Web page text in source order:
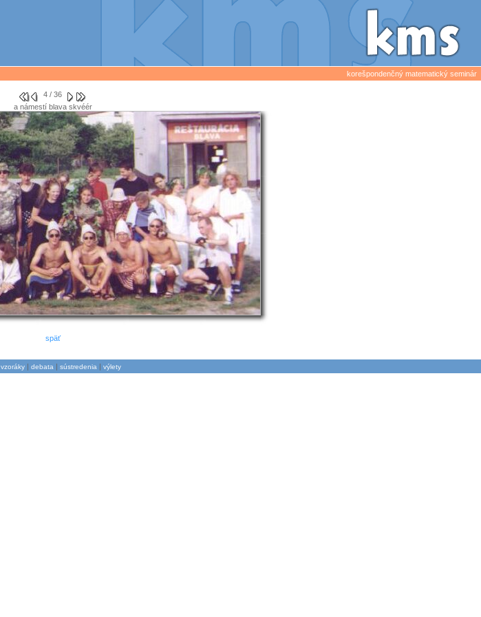
korešpondenčný matematický seminár
4 / 36
a námestí blava skvéér
späť
vzoráky| debata | sústredenia | výlety